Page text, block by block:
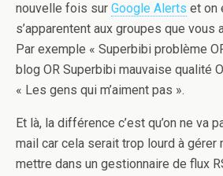
nouvelle fois sur Google Alerts et on
s’apparentent aux groupes que vous
Par exemple « Superbibi problème
blog OR Superbibi mauvaise qualité
« Les gens qui m’aiment pas ».
Et là, la différence c’est qu’on ne va
mail car cela serait trop lourd à gérer
mettre dans un gestionnaire de flux